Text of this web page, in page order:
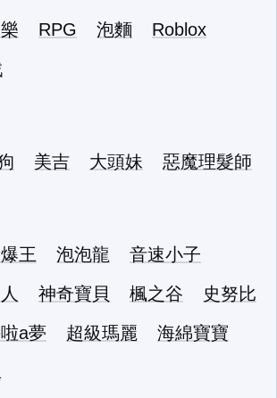
RPG 泡麵
Roblox
美吉 大頭妹 惡魔理髮師
王 泡泡龍
音速小子
神奇寶貝 楓之谷
史努比
a夢 超級瑪麗
海綿寶寶